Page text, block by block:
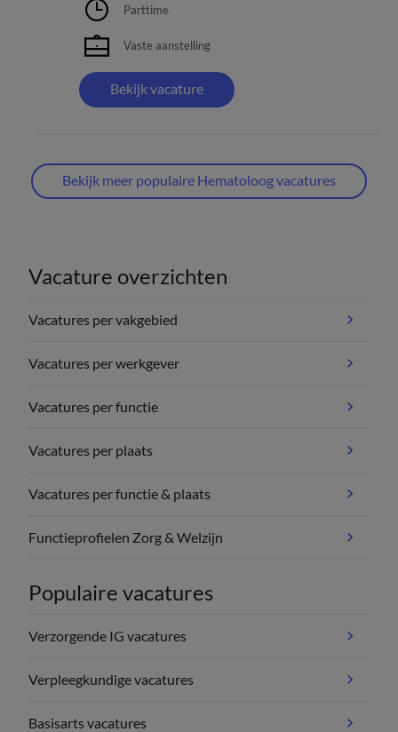
Parttime
Vaste aanstelling
Bekijk vacature
Bekijk meer populaire Hematoloog vacatures
Vacature overzichten
Vacatures per vakgebied
Vacatures per werkgever
Vacatures per functie
Vacatures per plaats
Vacatures per functie & plaats
Functieprofielen Zorg & Welzijn
Populaire vacatures
Verzorgende IG vacatures
Verpleegkundige vacatures
Basisarts vacatures